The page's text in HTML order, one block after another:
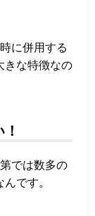
に併用する
きな特徴なの
では数多の
です。